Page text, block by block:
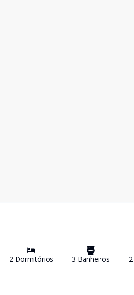
2Dormitórios 3 Banheiros 2